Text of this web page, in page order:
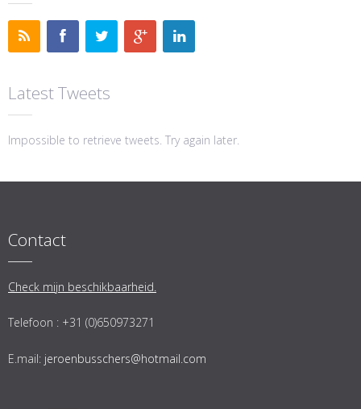
Latest Tweets
Impossible to retrieve tweets. Try again later.
Contact
Check mijn beschikbaarheid.
Telefoon : +31 (0)650973271
E.mail: jeroenbusschers@hotmail.com